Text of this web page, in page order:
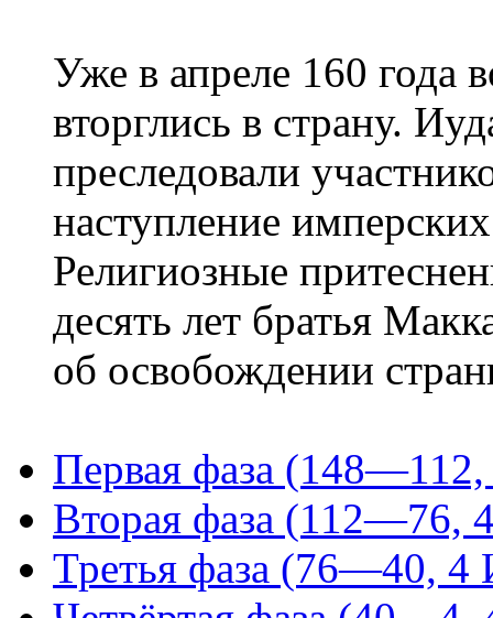
Уже в апреле 160 года
вторглись в страну.
преследовали
наступление
Религиозные
десять лет братья
об освобождении
Первая фаза
Вторая фаза (112—76,
Третья фаза (76—40, 4